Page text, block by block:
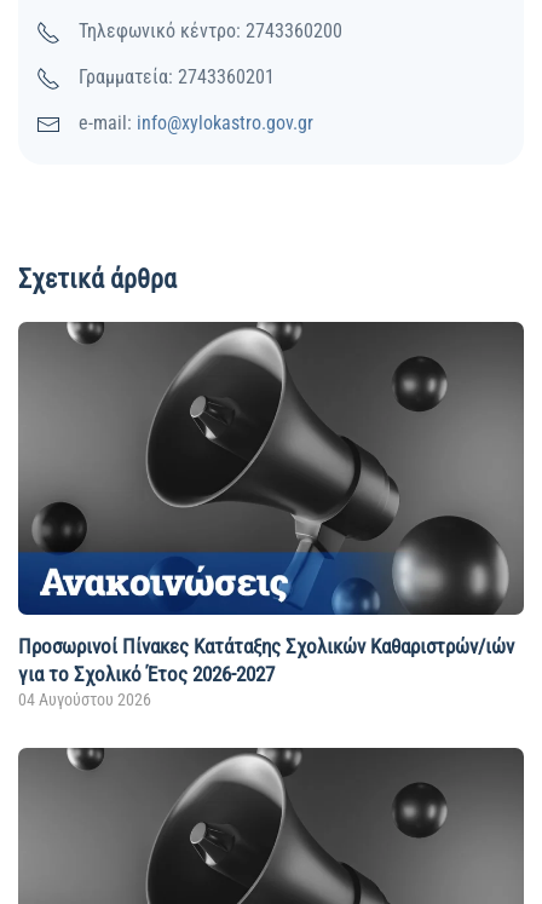
Τηλεφωνικό κέντρο: 2743360200
Γραμματεία: 2743360201
e-mail: info@xylokastro.gov.gr
Σχετικά άρθρα
Προσωρινοί Πίνακες Κατάταξης Σχολικών Καθαριστρών/ιών
για το Σχολικό Έτος 2026-2027
04 Αυγούστου 2026